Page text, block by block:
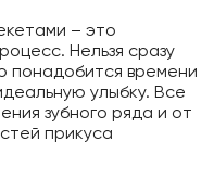
– это
Нельзя сразу
понадобится времени
улыбку. Все
зубного ряда и от
прикуса